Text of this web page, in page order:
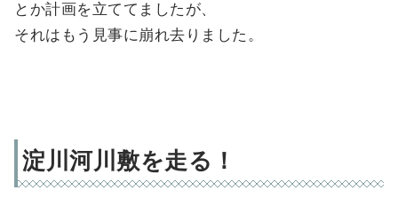
とか計画を立ててましたが、
それはもう見事に崩れ去りました。
淀川河川敷を走る！